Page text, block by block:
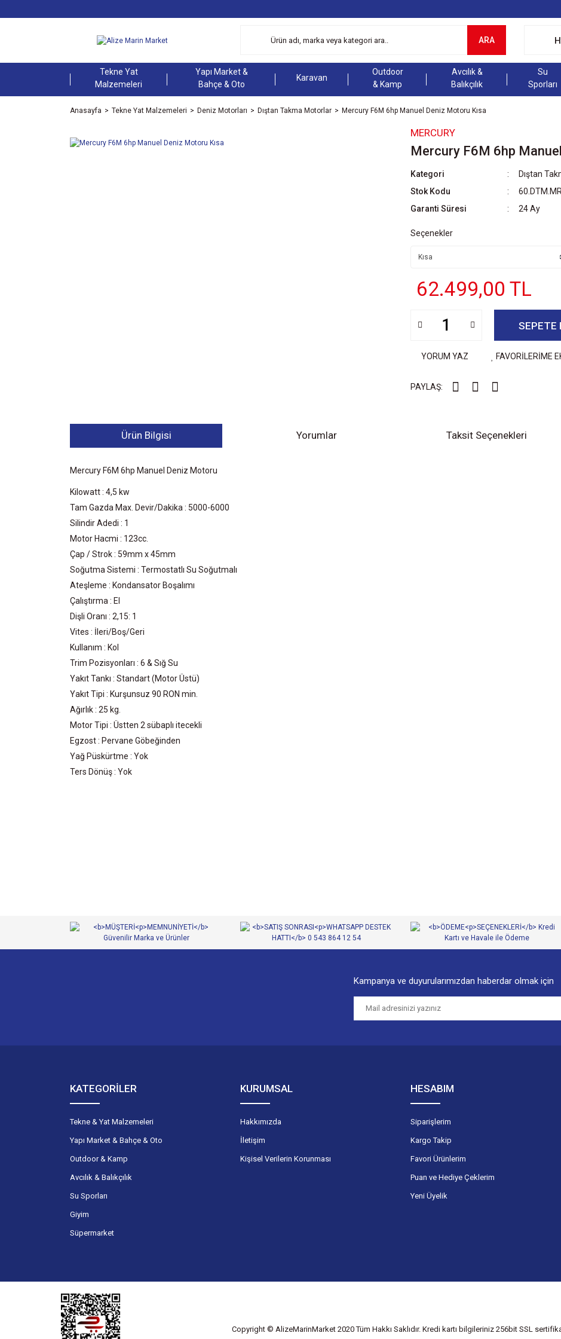
ARA
Tekne Yat
Malzemeleri
Yapı Market &
Bahçe & Oto
Karavan
Outdoor
& Kamp
Avcılık &
Balıkçılık
Su
Sporları
Anasayfa Tekne Yat Malzemeleri Deniz Motorları Dıştan Takma Motorlar Mercury F6M 6hp Manuel Deniz Motoru Kısa
MERCURY
Mercury F6M 6hp
Kategori
Dıştan
Stok Kodu
Garanti Süresi
24 Ay
Seçenekler
62.499,00 TL
SEPETE
YORUM YAZ FAVORİLERİME
PAYLAŞ:
Ürün Bilgisi Yorumlar Taksit Seçenekleri
Mercury F6M 6hp Manuel Deniz Motoru
Kilowatt : 4,5 kw
Tam Gazda Max. Devir/Dakika : 5000-6000
Silindir Adedi : 1
Motor Hacmi : 123cc.
Çap / Strok : 59mm x 45mm
Soğutma Sistemi : Termostatlı Su Soğutmalı
Ateşleme : Kondansator Boşalımı
Çalıştırma : El
Dişli Oranı : 2,15: 1
Vites : İleri/Boş/Geri
Kullanım : Kol
Trim Pozisyonları : 6 & Sığ Su
Yakıt Tankı : Standart (Motor Üstü)
Yakıt Tipi : Kurşunsuz 90 RON min.
Ağırlık : 25 kg.
Motor Tipi : Üstten 2 sübaplı itecekli
Egzost : Pervane Göbeğinden
Yağ Püskürtme : Yok
Ters Dönüş : Yok
Ürün fiyatı diğer sitelerden daha pahalı.
Bu ürüne benzer farklı alternatifler olmalı.
Kampanya ve duyurularımızdan haberdar olmak için
KATEGORİLER
Tekne & Yat Malzemeleri
Yapı Market & Bahçe & Oto
Outdoor & Kamp
Avcılık & Balıkçılık
Su Sporları
Giyim
Süpermarket
KURUMSAL
Hakkımızda
İletişim
Kişisel Verilerin Korunması
HESABIM
Siparişlerim
Kargo Takip
Favori Ürünlerim
Puan ve Hediye Çeklerim
Yeni Üyelik
Copyright © AlizeMarinMarket 2020 Tüm Hakkı Saklıdır. Kredi kartı bilgileriniz 256bit SSL